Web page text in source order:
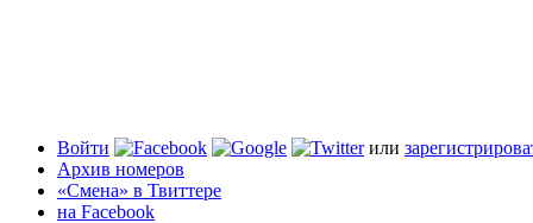
Войти или
Архив номеров
«Смена» в Твиттере
на Facebook